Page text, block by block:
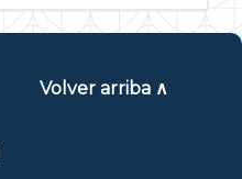
Volver arriba ∧